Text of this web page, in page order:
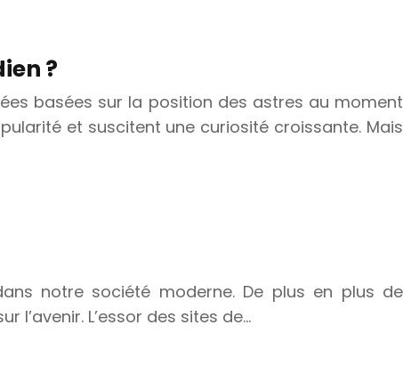
?
basées sur la position des astres au moment
et suscitent une curiosité croissante. Mais
notre société moderne. De plus en plus de
L’essor des sites de…